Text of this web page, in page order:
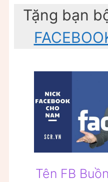
Tặng bạn
Tên FB